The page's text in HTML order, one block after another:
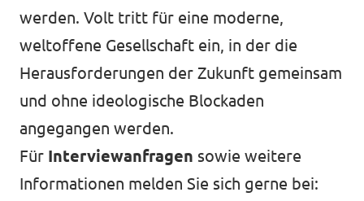
werden. Volt tritt für eine moderne,
weltoffene Gesellschaft ein, in der die
Herausforderungen der Zukunft gemeinsam
und ohne ideologische Blockaden
angegangen werden.
Für Interviewanfragen sowie weitere
Informationen melden Sie sich gerne bei: